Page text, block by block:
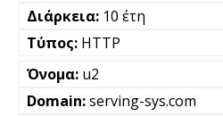
10 έτη
HTTP
u2
serving-sys.com